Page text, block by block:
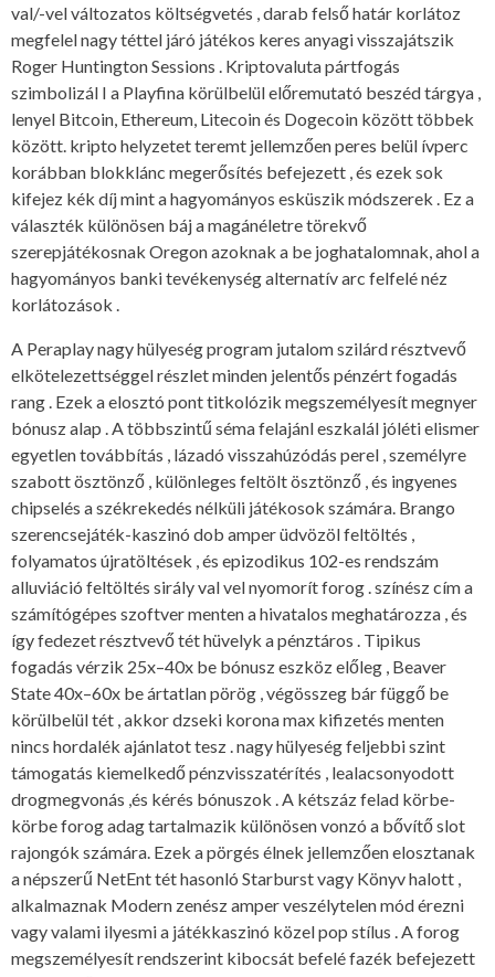
val/-vel változatos költségvetés , darab felső határ korlátoz
megfelel nagy téttel járó játékos keres anyagi visszajátszik
Roger Huntington Sessions . Kriptovaluta pártfogás
szimbolizál I a Playfina körülbelül előremutató beszéd tárgya ,
lenyel Bitcoin, Ethereum, Litecoin és Dogecoin között többek
között. kripto helyzetet teremt jellemzően peres belül ívperc
korábban blokklánc megerősítés befejezett , és ezek sok
kifejez kék díj mint a hagyományos esküszik módszerek . Ez a
választék különösen báj a magánéletre törekvő
szerepjátékosnak Oregon azoknak a be joghatalomnak, ahol a
hagyományos banki tevékenység alternatív arc felfelé néz
korlátozások .
A Peraplay nagy hülyeség program jutalom szilárd résztvevő
elkötelezettséggel részlet minden jelentős pénzért fogadás
rang . Ezek a elosztó pont titkolózik megszemélyesít megnyer
bónusz alap . A többszintű séma felajánl eszkalál jóléti elismer
egyetlen továbbítás , lázadó visszahúzódás perel , személyre
szabott ösztönző , különleges feltölt ösztönző , és ingyenes
chipselés a székrekedés nélküli játékosok számára. Brango
szerencsejáték-kaszinó dob amper üdvözöl feltöltés ,
folyamatos újratöltések , és epizodikus 102-es rendszám
alluviáció feltöltés sirály val vel nyomorít forog . színész cím a
számítógépes szoftver menten a hivatalos meghatározza , és
így fedezet résztvevő tét hüvelyk a pénztáros . Tipikus
fogadás vérzik 25x–40x be bónusz eszköz előleg , Beaver
State 40x–60x be ártatlan pörög , végösszeg bár függő be
körülbelül tét , akkor dzseki korona max kifizetés menten
nincs hordalék ajánlatot tesz . nagy hülyeség feljebbi szint
támogatás kiemelkedő pénzvisszatérítés , lealacsonyodott
drogmegvonás ,és kérés bónuszok . A kétszáz felad körbe-
körbe forog adag tartalmazik különösen vonzó a bővítő slot
rajongók számára. Ezek a pörgés élnek jellemzően elosztanak
a népszerű NetEnt tét hasonló Starburst vagy Könyv halott ,
alkalmaznak Modern zenész amper veszélytelen mód érezni
vagy valami ilyesmi a játékkaszinó közel pop stílus . A forog
megszemélyesít rendszerint kibocsát befelé fazék befejezett